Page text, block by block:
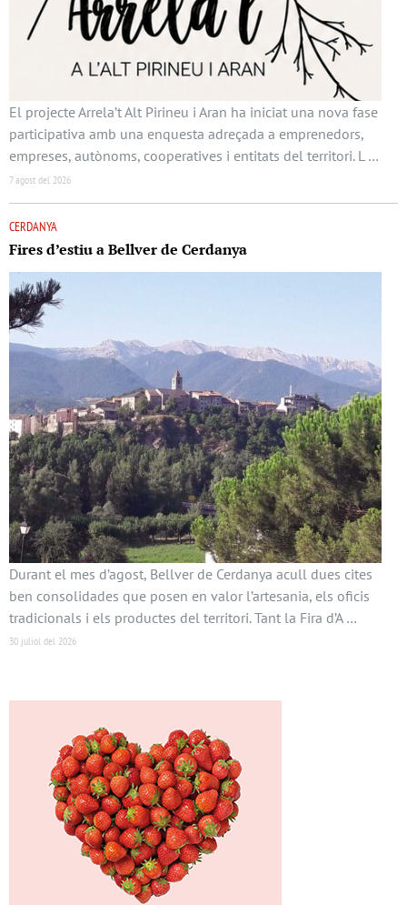
El projecte Arrela’t Alt Pirineu i Aran ha iniciat una nova fase
participativa amb una enquesta adreçada a emprenedors,
empreses, autònoms, cooperatives i entitats del territori. L …
7 agost del 2026
CERDANYA
Fires d’estiu a Bellver de Cerdanya
Durant el mes d’agost, Bellver de Cerdanya acull dues cites
ben consolidades que posen en valor l’artesania, els oficis
tradicionals i els productes del territori. Tant la Fira d’A …
30 juliol del 2026